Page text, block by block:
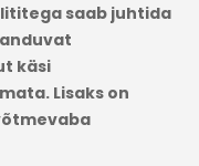
saab juhtida
käsi
Lisaks on